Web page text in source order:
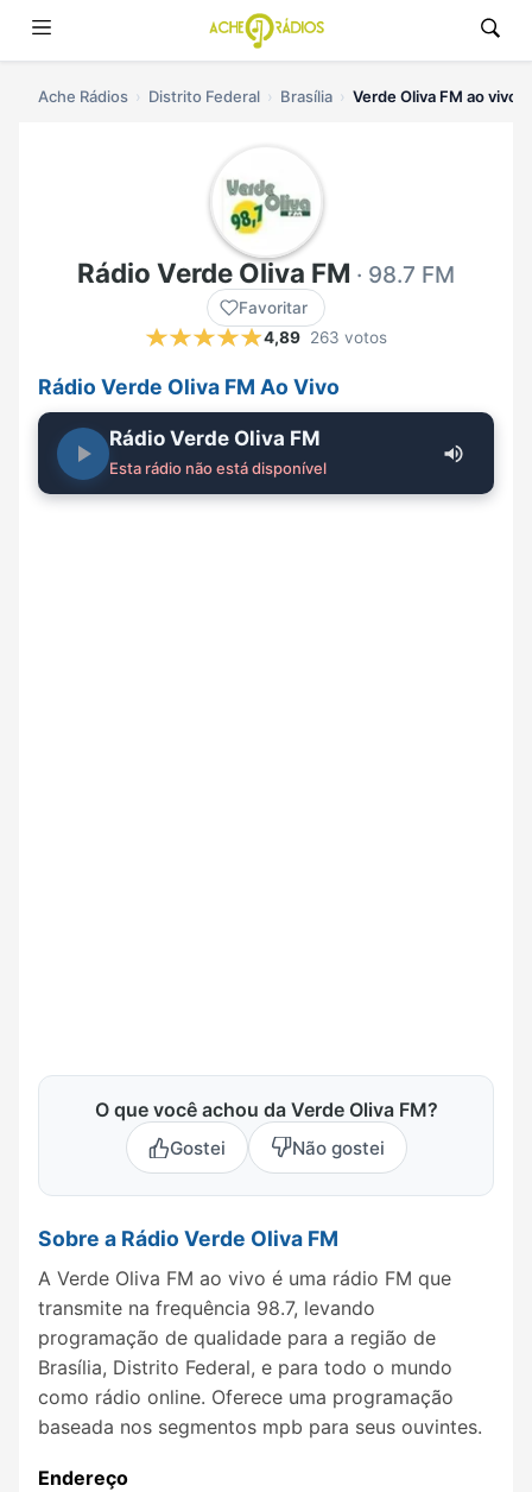
Ache Rádios Distrito Federal Brasília Verde Oliva FM ao vivo
Rádio Verde Oliva FM · 98.7 FM
Favoritar
4,89 263 votos
Rádio Verde Oliva FM Ao Vivo
Rádio Verde Oliva FM
Esta rádio não está disponível
O que você achou da Verde Oliva FM?
Gostei Não gostei
Sobre a Rádio Verde Oliva FM
A Verde Oliva FM ao vivo é uma rádio FM que
transmite na frequência 98.7, levando
programação de qualidade para a região de
Brasília, Distrito Federal, e para todo o mundo
como rádio online. Oferece uma programação
baseada nos segmentos mpb para seus ouvintes.
Endereço